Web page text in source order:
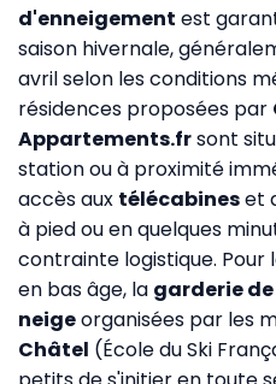
d'enneigement est
saison hivernale,
avril selon les conditions
résidences proposées par
Appartements.frsont
station ou à proximité
accès aux télécabineset
à pied ou en quelques
contrainte logistique.
en bas âge, la garderie de
neigeorganisées par les
Châtel (École du Ski